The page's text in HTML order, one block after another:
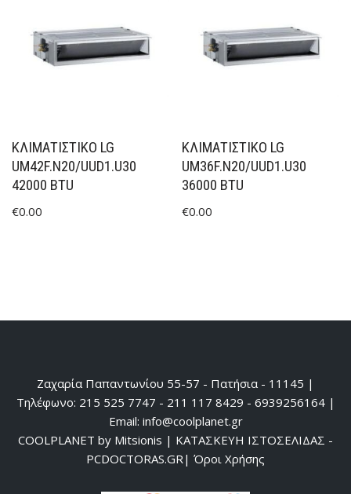
ΚΛΙΜΑΤΙΣΤΙΚΟ LG
UM42F.N20/UUD1.U30
42000 BTU
€0.00
ΚΛΙΜΑΤΙΣΤΙΚΟ LG
UM36F.N20/UUD1.U30
36000 BTU
€0.00
Ζαχαρία Παπαντωνίου 55-57 - Πατήσια - 11145 |
Τηλέφωνο: 215 525 7747 - 211 117 8429 - 6939256164 |
Email: info@coolplanet.gr
COOLPLANET by Mitsionis | ΚΑΤΑΣΚΕΥΗ ΙΣΤΟΣΕΛΙΔΑΣ -
PCDOCTORAS.GR| Όροι Χρήσης